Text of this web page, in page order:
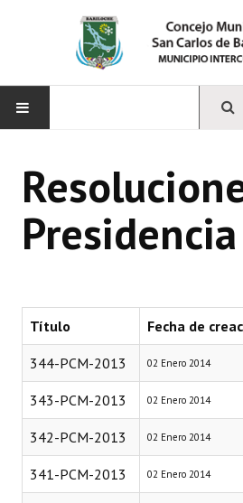
CONCEJO
Bloques Políticos
Comisiones Permanentes
Comisiones Especiales
Concejales Mandato Cumplido
Programas
Presidencia
Título Fecha de
344-PCM-2013 02 Enero 2014
343-PCM-2013 02 Enero 2014
342-PCM-2013 02 Enero 2014
341-PCM-2013 02 Enero 2014